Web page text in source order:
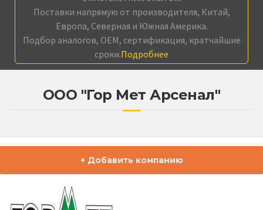
Поставки напрямую от производителя, Китай,
Европа, Северная и Южная Америка.
Подбор аналогов, OEM, сертификация, кратчайшие
сроки.Подробнее
ООО "Гор Мет Арсенал"
+ Добавить компанию